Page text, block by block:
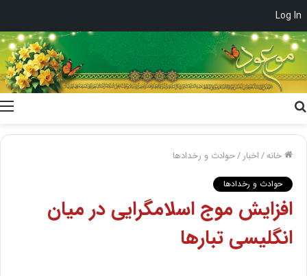
Log In
خانه/اخبار /حوادث و رخدادها
حوادث و رخدادها
افزایش موج اسلامگرایی در میان
انگلیسی تبارها